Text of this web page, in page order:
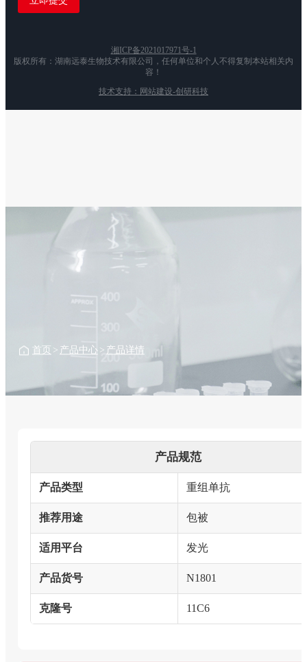
湘ICP备2021017971号-1
版权所有：湖南远泰生物技术有限公司，任何单位和个人不得复制本站相关内
容！
技术支持：网站建设-创研科技
首页 > 产品中心 > 产品详情
产品规范
产品类型 重组单抗
推荐用途 包被
适用平台 发光
产品货号 N1801
克隆号 11C6